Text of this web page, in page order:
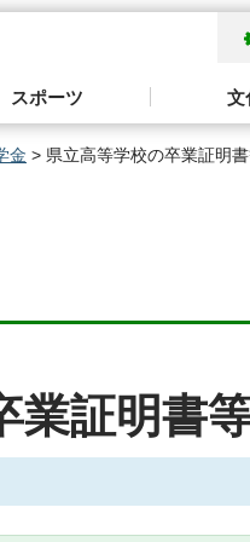
スポーツ 文
金 > 県立高等学校の卒業証明
業証明書